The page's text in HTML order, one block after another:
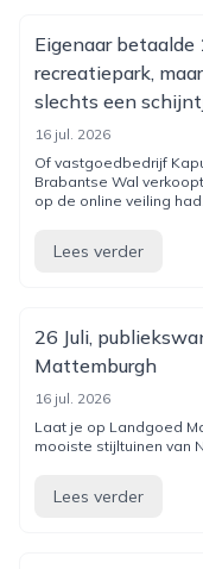
Eigenaar betaalde
recreatiepark,
slechts een
16 jul. 2026
Of vastgoedbedrijf
Brabantse Wal
op de online veiling
Lees verder
26 Juli,
Mattemburgh
16 jul. 2026
Laat je op Landgoed
mooiste stijltuinen van
Lees verder